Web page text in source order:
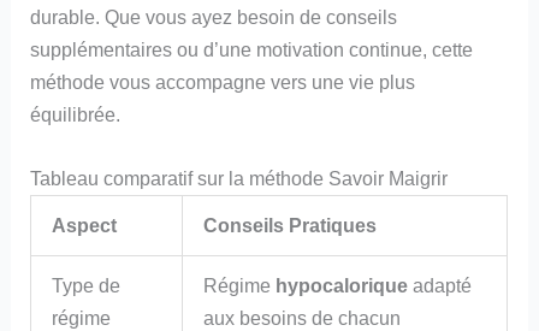
durable. Que vous ayez besoin de conseils
supplémentaires ou d’une motivation continue, cette
méthode vous accompagne vers une vie plus
équilibrée.
Tableau comparatif sur la méthode Savoir Maigrir
Aspect Conseils Pratiques
Type de
régime
Régime hypocaloriqueadapté
aux besoins de chacun